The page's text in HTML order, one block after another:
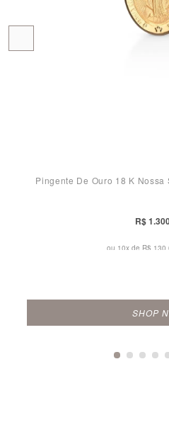
Pingente De Ouro 18 K Nossa
R$
ou 10x de R$
SHOP